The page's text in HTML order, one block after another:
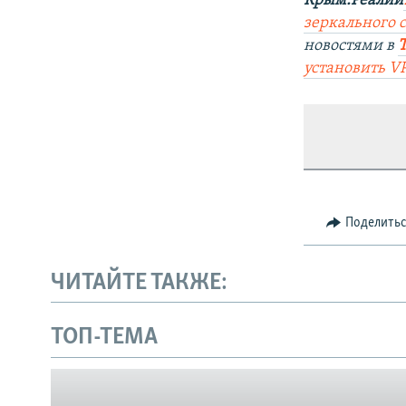
Українською
Qırımtatar
зеркального
новостями в
установить
ЧИТАЙТЕ ТАКЖЕ:
ТОП-ТЕМА